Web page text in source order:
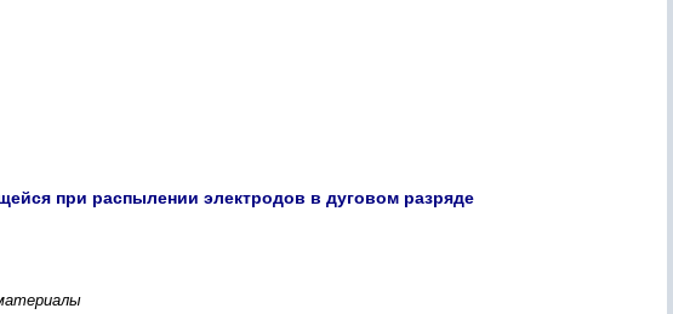
при распылении электродов в дуговом разряде